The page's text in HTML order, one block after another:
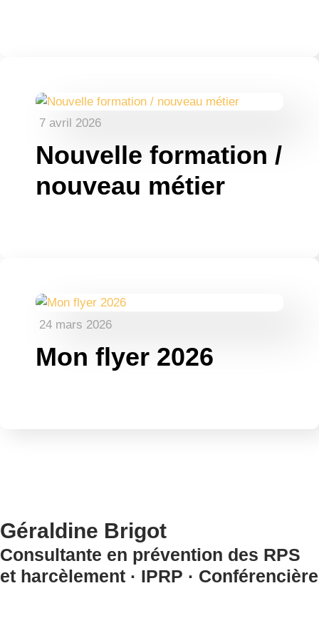
7 avril 2026
Nouvelle formation /
nouveau métier
24 mars 2026
Mon flyer 2026
Géraldine Brigot
Consultante en prévention des RPS
et harcèlement · IPRP · Conférencière